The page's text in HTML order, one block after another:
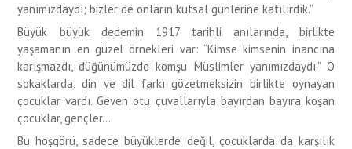
yanımızdaydı; bizler de onların kutsal günlerine katılırdık.”
Büyük büyük dedemin 1917 tarihli anılarında, birlikte
yaşamanın en güzel örnekleri var: “Kimse kimsenin inancına
karışmazdı, düğünümüzde komşu Müslimler yanımızdaydı.” O
sokaklarda, din ve dil farkı gözetmeksizin birlikte oynayan
çocuklar vardı. Geven otu çuvallarıyla bayırdan bayıra koşan
çocuklar, gençler...
Bu hoşgörü, sadece büyüklerde değil, çocuklarda da karşılık